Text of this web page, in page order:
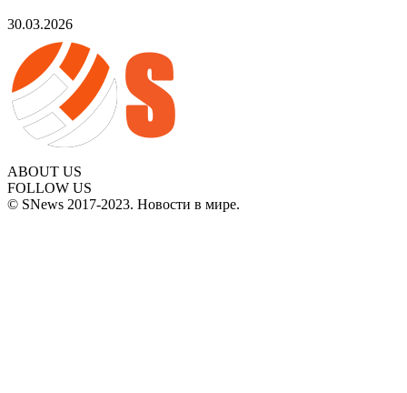
30.03.2026
ABOUT US
FOLLOW US
© SNews 2017-2023. Новости в мире.